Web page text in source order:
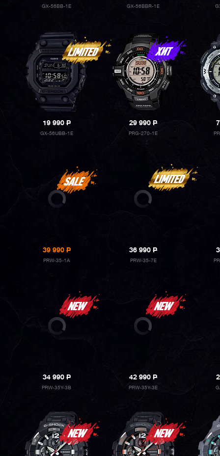
GX-56BB-1E GX-56BBR-1E
19 990P
GX-56UBB-1E
29 990P
PRG-270-1E
39 990P
PRW-35-1A
36 990P
PRW-35-7E
34 990P
PRW-35Y-3B
42 990P
PRW-35Y-3E